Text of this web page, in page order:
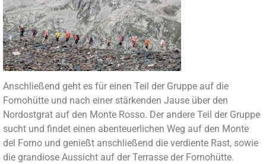
Anschließend geht es für einen Teil der Gruppe auf die
Fornohütte und nach einer stärkenden Jause über den
Nordostgrat auf den Monte Rosso. Der andere Teil der Gruppe
sucht und findet einen abenteuerlichen Weg auf den Monte
del Forno und genießt anschließend die verdiente Rast, sowie
die grandiose Aussicht auf der Terrasse der Fornohütte.